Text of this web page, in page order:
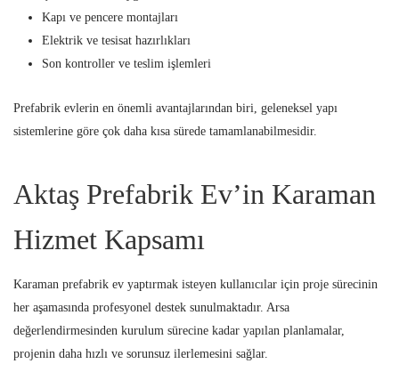
Kapı ve pencere montajları
Elektrik ve tesisat hazırlıkları
Son kontroller ve teslim işlemleri
Prefabrik evlerin en önemli avantajlarından biri, geleneksel yapı
sistemlerine göre çok daha kısa sürede tamamlanabilmesidir.
Aktaş Prefabrik Ev’in Karaman
Hizmet Kapsamı
Karaman prefabrik ev yaptırmak isteyen kullanıcılar için proje sürecinin
her aşamasında profesyonel destek sunulmaktadır. Arsa
değerlendirmesinden kurulum sürecine kadar yapılan planlamalar,
projenin daha hızlı ve sorunsuz ilerlemesini sağlar.